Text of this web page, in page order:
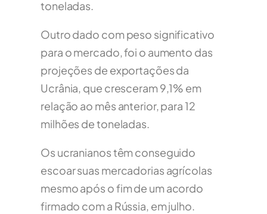
toneladas.
Outro dado com peso significativo
para o mercado, foi o aumento das
projeções de exportações da
Ucrânia, que cresceram 9,1% em
relação ao mês anterior, para 12
milhões de toneladas.
Os ucranianos têm conseguido
escoar suas mercadorias agrícolas
mesmo após o fim de um acordo
firmado com a Rússia, em julho.